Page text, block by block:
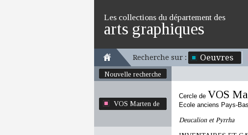
Les collections du département des
arts graphiques
Recherche sur : Oeuvres
Nouvelle recherche
VOS Marten de
Cercle de VOS
Ecole anciens Pays-Bas
Deucalion et Pyrrha